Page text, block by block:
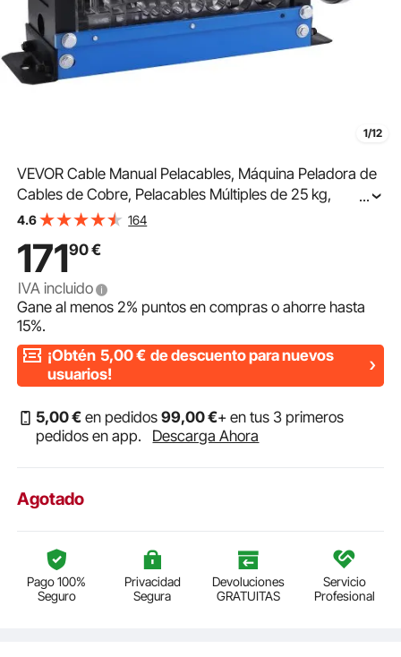
1/12
VEVOR Cable Manual Pelacables, Máquina Peladora de
Cables de Cobre, Pelacables Múltiples de 25 kg,
Máquina Peladora de 10 mm con Certificación CE con
...
4.6 164
17190€
IVA incluido
Gane al menos2% puntos en compras o ahorre hasta
15%.
¡Obtén 5,00€ de descuento para nuevos
usuarios!
5,00€ en pedidos99,00€+ en tus 3 primeros
pedidos en app.
Descarga Ahora
Agotado
Pago 100%
Seguro
Privacidad
Segura
Devoluciones
GRATUITAS
Servicio
Profesional